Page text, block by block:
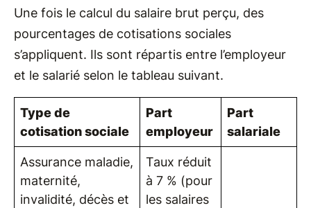
Une fois le calcul du salaire brut perçu, des
pourcentages de cotisations sociales
s’appliquent. Ils sont répartis entre l’employeur
et le salarié selon le tableau suivant.
Type de
cotisation sociale
Part
employeur
Part
salariale
Assurance maladie,
maternité,
invalidité, décès et
Taux réduit
à 7 % (pour
les salaires